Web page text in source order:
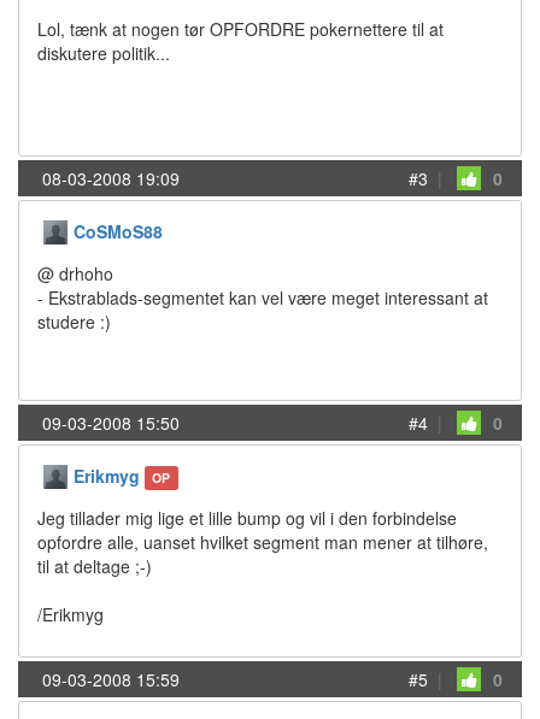
Lol, tænk at nogen tør OPFORDRE pokernettere til at
diskutere politik...
08-03-2008 19:09 #3 | 0
CoSMoS88
@ drhoho
- Ekstrablads-segmentet kan vel være meget interessant at
studere :)
09-03-2008 15:50 #4 | 0
Erikmyg OP
Jeg tillader mig lige et lille bump og vil i den forbindelse
opfordre alle, uanset hvilket segment man mener at tilhøre,
til at deltage ;-)
/Erikmyg
09-03-2008 15:59 #5 | 0